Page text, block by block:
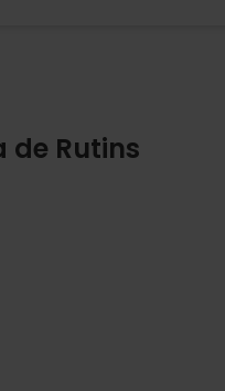
de Rutins